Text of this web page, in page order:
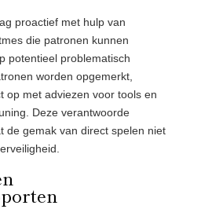
proactief met hulp van
die patronen kunnen
potentieel problematisch
worden opgemerkt,
op met adviezen voor tools en
Deze verantwoorde
de gemak van direct spelen niet